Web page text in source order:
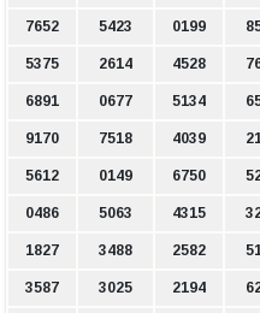
7652 5423 0199
5375 2614 4528
6891 0677 5134
9170 7518 4039
5612 0149 6750
0486 5063 4315
1827 3488 2582
3587 3025 2194